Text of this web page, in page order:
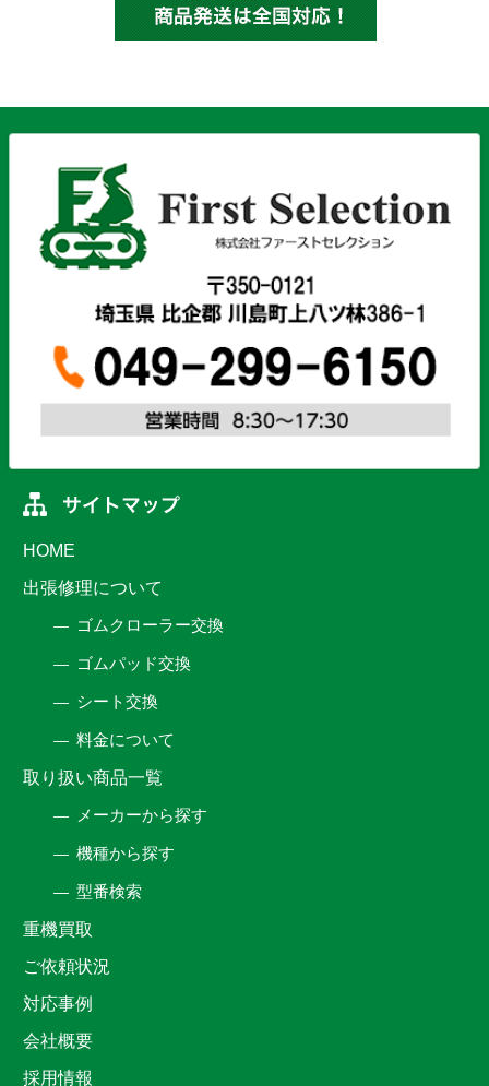
HOME
出張修理について
ゴムクローラー交換
ゴムパッド交換
シート交換
料金について
取り扱い商品一覧
メーカーから探す
機種から探す
型番検索
重機買取
ご依頼状況
対応事例
会社概要
採用情報